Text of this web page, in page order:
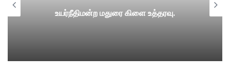
உயர்நீதிமன்ற மதுரை கிளை உத்தரவு.